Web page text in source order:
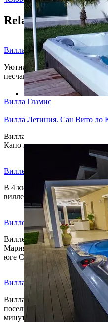
Related Posts
Вилла Комфорт
Уютная вилла в районе
песчаного пляжа.
Вилла Гламис
Вилла Летиция, Сан Вито ло
Вилла расположена в
Капо в 400 метрах от моря.
Виллетта Синяя Волна
В 4 километрах от Поццалло
виллетта с 2 спальнями
Виллетта Тоннара
Виллетта расположена в 70
Мария дель Фокалло
юге Сицилии.
Вилла дель маре
Вилла дель Маре
поселке Каукана, в 300
минутах…